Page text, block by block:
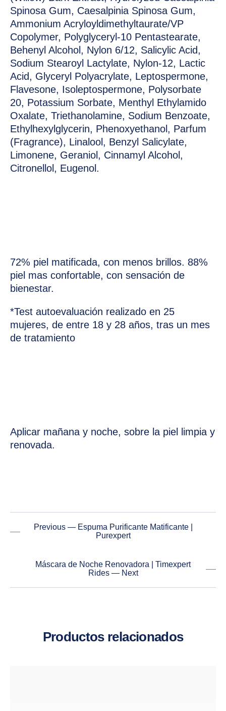
Spinosa Gum, Caesalpinia Spinosa Gum,
Ammonium Acryloyldimethyltaurate/VP
Copolymer, Polyglyceryl-10 Pentastearate,
Behenyl Alcohol, Nylon 6/12, Salicylic Acid,
Sodium Stearoyl Lactylate, Nylon-12, Lactic
Acid, Glyceryl Polyacrylate, Leptospermone,
Flavesone, Isoleptospermone, Polysorbate
20, Potassium Sorbate, Menthyl Ethylamido
Oxalate, Triethanolamine, Sodium Benzoate,
Ethylhexylglycerin, Phenoxyethanol, Parfum
(Fragrance), Linalool, Benzyl Salicylate,
Limonene, Geraniol, Cinnamyl Alcohol,
Citronellol, Eugenol.
72% piel matificada, con menos brillos. 88%
piel mas confortable, con sensación de
bienestar.
*Test autoevaluación realizado en 25
mujeres, de entre 18 y 28 años, tras un mes
de tratamiento
Aplicar mañana y noche, sobre la piel limpia y
renovada.
Previous — Espuma Purificante Matificante |
Purexpert
Máscara de Noche Renovadora | Timexpert
Rides — Next
Productos relacionados